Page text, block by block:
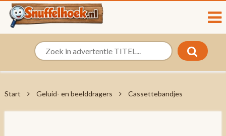
Start Geluid- en beelddragers Cassettebandjes